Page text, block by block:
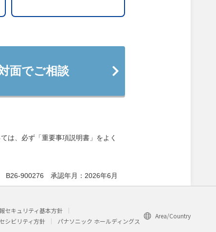
面でご相談
は、必ず「重要事項説明書」をよく
B26-900276 承認年月：2026年6月
セキュリティ基本方針
シビリティ方針 パナソニック ホールディングス
Area/Country